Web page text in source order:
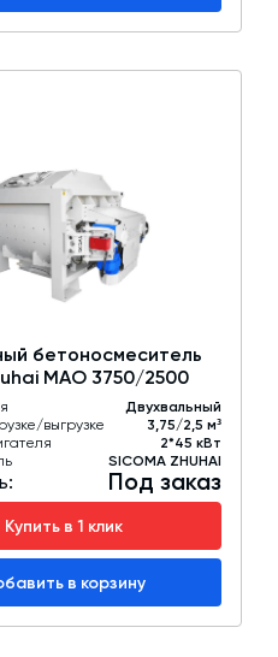
бетоносмеситель
MAO 3750/2500
Двухвальный
выгрузке
3,75/2,5 м³
2*45 кВт
SICOMA ZHUHAI
Под заказ
Купить в 1 клик
в корзину